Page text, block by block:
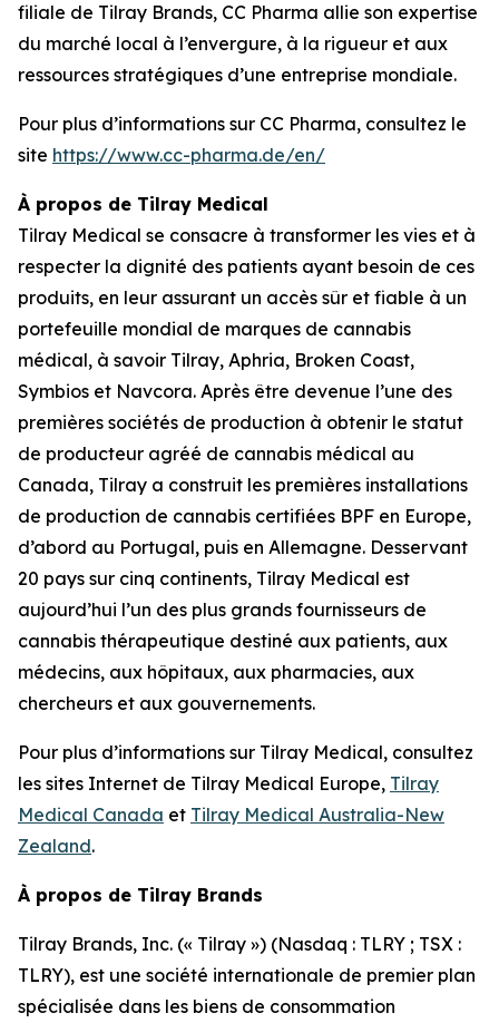
filiale de Tilray Brands, CC Pharma allie son expertise
du marché local à l’envergure, à la rigueur et aux
ressources stratégiques d’une entreprise mondiale.
Pour plus d’informations sur CC Pharma, consultez le
site https://www.cc-pharma.de/en/
À propos de Tilray Medical
Tilray Medical se consacre à transformer les vies et à
respecter la dignité des patients ayant besoin de ces
produits, en leur assurant un accès sûr et fiable à un
portefeuille mondial de marques de cannabis
médical, à savoir Tilray, Aphria, Broken Coast,
Symbios et Navcora. Après être devenue l’une des
premières sociétés de production à obtenir le statut
de producteur agréé de cannabis médical au
Canada, Tilray a construit les premières installations
de production de cannabis certifiées BPF en Europe,
d’abord au Portugal, puis en Allemagne. Desservant
20 pays sur cinq continents, Tilray Medical est
aujourd’hui l’un des plus grands fournisseurs de
cannabis thérapeutique destiné aux patients, aux
médecins, aux hôpitaux, aux pharmacies, aux
chercheurs et aux gouvernements.
Pour plus d’informations sur Tilray Medical, consultez
les sites Internet de Tilray Medical Europe, Tilray
Medical Canada et Tilray Medical Australia-New
Zealand.
À propos de Tilray Brands
Tilray Brands, Inc. (« Tilray ») (Nasdaq : TLRY ; TSX :
TLRY), est une société internationale de premier plan
spécialisée dans les biens de consommation